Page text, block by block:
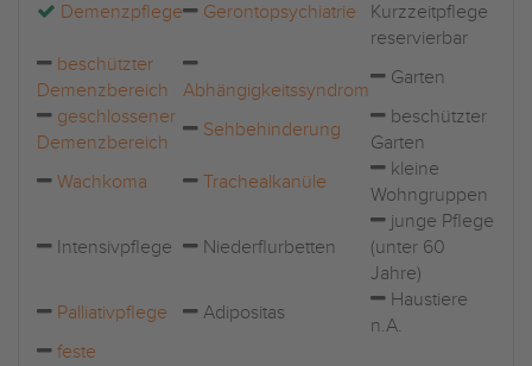
Demenzpflege Gerontopsychiatrie
Kurzzeitpflege
reservierbar
beschützter
Demenzbereich
Abhängigkeitssyndrom
Garten
geschlossener
Demenzbereich
Sehbehinderung
beschützter
Garten
Wachkoma
Trachealkanüle
kleine
Wohngruppen
Intensivpflege Niederflurbetten
junge Pflege
(unter 60
Jahre)
Palliativpflege
Adipositas
Haustiere
n.A.
feste